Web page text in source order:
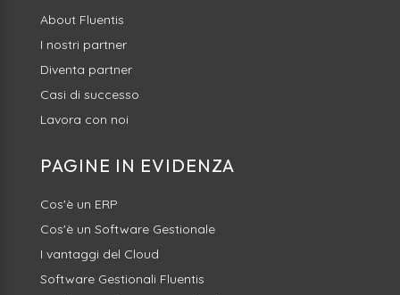
About Fluentis
I nostri partner
Diventa partner
Casi di successo
Lavora con noi
PAGINE IN EVIDENZA
Cos'è un ERP
Cos'è un Software Gestionale
I vantaggi del Cloud
Software Gestionali Fluentis